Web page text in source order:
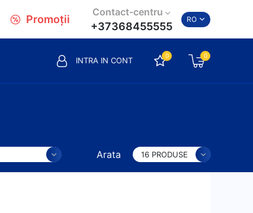
Promoții
Contact-centru
+37368455555
RO
INTRA IN CONT
0 0
Arata 16 PRODUSE